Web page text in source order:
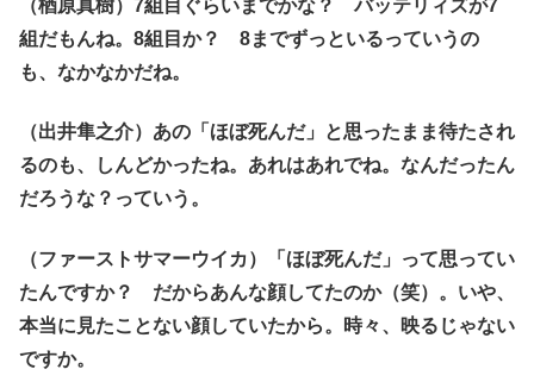
（楢原真樹）7組目ぐらいまでかな？ バッテリィズが7
組だもんね。8組目か？ 8までずっといるっていうの
も、なかなかだね。
（出井隼之介）あの「ほぼ死んだ」と思ったまま待たされ
るのも、しんどかったね。あれはあれでね。なんだったん
だろうな？っていう。
（ファーストサマーウイカ）「ほぼ死んだ」って思ってい
たんですか？ だからあんな顔してたのか（笑）。いや、
本当に見たことない顔していたから。時々、映るじゃない
ですか。